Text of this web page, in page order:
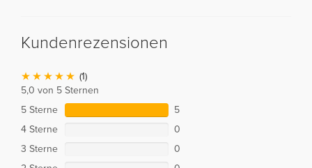
Kundenrezensionen
(1)
5,0 von 5 Sternen
5 Sterne
5
4 Sterne
0
3 Sterne
0